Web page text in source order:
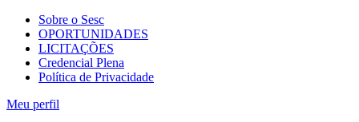
Sobre o Sesc
OPORTUNIDADES
LICITAÇÕES
Credencial Plena
Política de Privacidade
Meu perfil